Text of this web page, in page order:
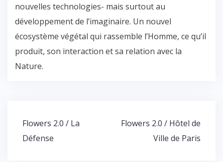
nouvelles technologies- mais surtout au
développement de l’imaginaire. Un nouvel
écosystème végétal qui rassemble l’Homme, ce qu’il
produit, son interaction et sa relation avec la
Nature.
Flowers 2.0 / La
Défense
Flowers 2.0 / Hôtel de
Ville de Paris